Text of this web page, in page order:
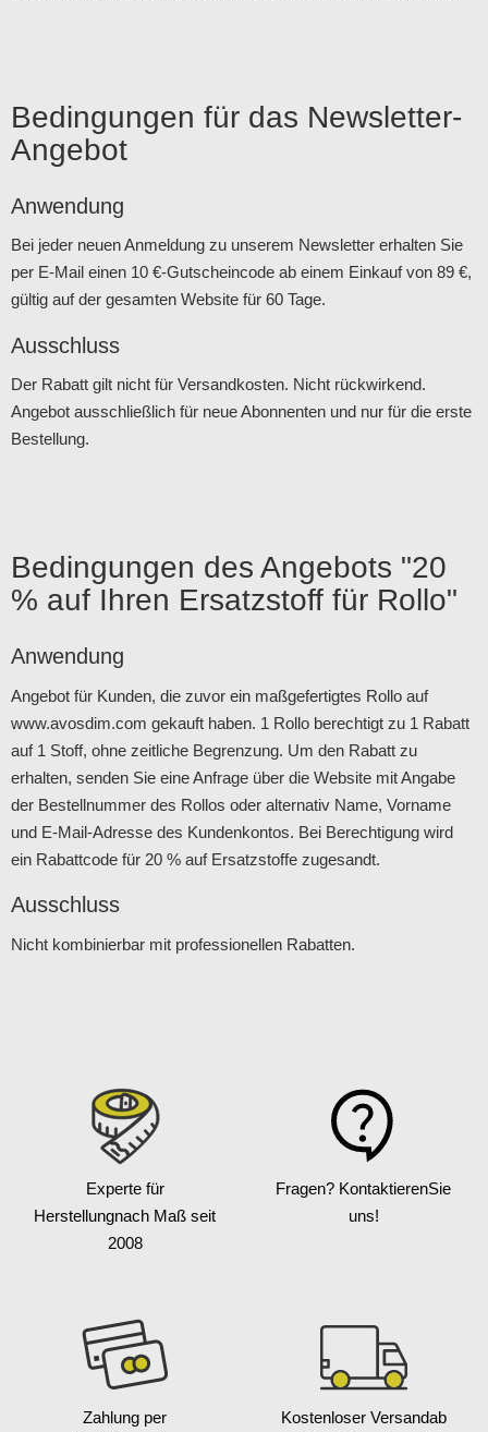
Bedingungen für das Newsletter-
Angebot
Anwendung
Bei jeder neuen Anmeldung zu unserem Newsletter erhalten Sie
per E-Mail einen 10 €-Gutscheincode ab einem Einkauf von 89 €,
gültig auf der gesamten Website für 60 Tage.
Ausschluss
Der Rabatt gilt nicht für Versandkosten. Nicht rückwirkend.
Angebot ausschließlich für neue Abonnenten und nur für die erste
Bestellung.
Bedingungen des Angebots "20
% auf Ihren Ersatzstoff für Rollo"
Anwendung
Angebot für Kunden, die zuvor ein maßgefertigtes Rollo auf
www.avosdim.com gekauft haben. 1 Rollo berechtigt zu 1 Rabatt
auf 1 Stoff, ohne zeitliche Begrenzung. Um den Rabatt zu
erhalten, senden Sie eine Anfrage über die Website mit Angabe
der Bestellnummer des Rollos oder alternativ Name, Vorname
und E-Mail-Adresse des Kundenkontos. Bei Berechtigung wird
ein Rabattcode für 20 % auf Ersatzstoffe zugesandt.
Ausschluss
Nicht kombinierbar mit professionellen Rabatten.
Experte für
Herstellungnach Maß seit
2008
Fragen? KontaktierenSie
uns!
Zahlung per
Kostenloser Versandab